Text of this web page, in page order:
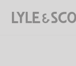
Suchen